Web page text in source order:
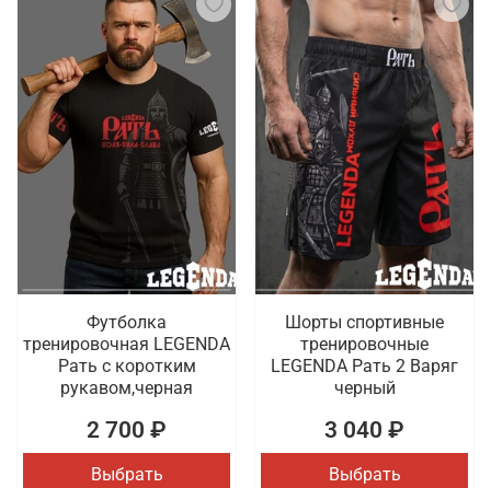
Футболка
тренировочная LEGENDA
Рать с коротким
рукавом,черная
2 700 ₽
Выбрать
Шорты спортивные
тренировочные
LEGENDA Рать 2 Варяг
черный
3 040 ₽
Выбрать